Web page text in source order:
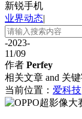
新锐手机
业界动态|
-2023-
11/09
作者 Perfey
相关文章 and 关键
当前位置： 爱科技